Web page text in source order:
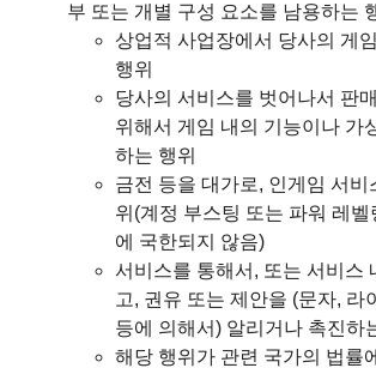
부 또는 개별 구성 요소를 남용하는
상업적 사업장에서 당사의 게
행위
당사의 서비스를 벗어나서 판
위해서 게임 내의 기능이나 가
하는 행위
금전 등을 대가로, 인게임 서비
위(계정 부스팅 또는 파워 레벨
에 국한되지 않음)
서비스를 통해서, 또는 서비스
고, 권유 또는 제안을 (문자, 라
등에 의해서) 알리거나 촉진하
해당 행위가 관련 국가의 법률